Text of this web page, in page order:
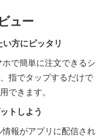
ュー
方にピッタリ
で簡単に注文できるシ
指でタップするだけで
できます。
トしよう
報がアプリに配信され